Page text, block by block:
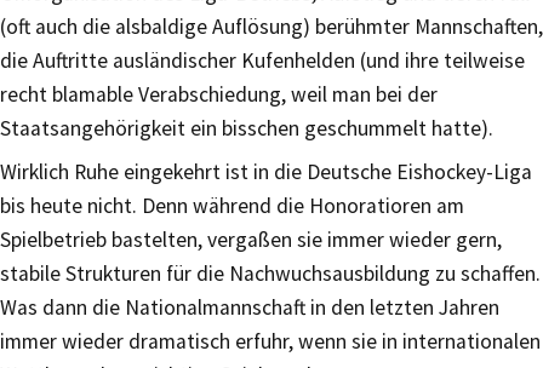
(oft auch die alsbaldige Auflösung) berühmter Mannschaften,
die Auftritte ausländischer Kufenhelden (und ihre teilweise
recht blamable Verabschiedung, weil man bei der
Staatsangehörigkeit ein bisschen geschummelt hatte).
Wirklich Ruhe eingekehrt ist in die Deutsche Eishockey-Liga
bis heute nicht. Denn während die Honoratioren am
Spielbetrieb bastelten, vergaßen sie immer wieder gern,
stabile Strukturen für die Nachwuchsausbildung zu schaffen.
Was dann die Nationalmannschaft in den letzten Jahren
immer wieder dramatisch erfuhr, wenn sie in internationalen